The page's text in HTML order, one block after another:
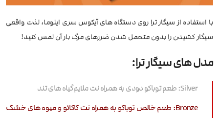
با استفاده از سیگار ترا روی دستگاه های آیکوس سری ایلوما، لذت واقعی
سیگار کشیدن را بدون متحمل شدن ضررهای مرگ بار آن لمس کنید!
مدل های سیگار ترا:
Silver: طعم توباکو دودی به همراه نت ملایم گیاه های تند
Bronze: طعم خالص توباکو به همراه نت کاکائو و میوه های خشک